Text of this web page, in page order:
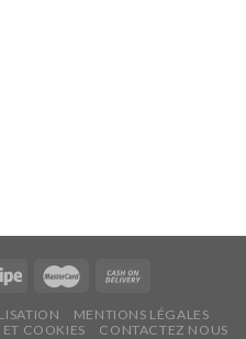
MENTIONS LÉGALES
COOKIES
CONTACTEZ NOUS